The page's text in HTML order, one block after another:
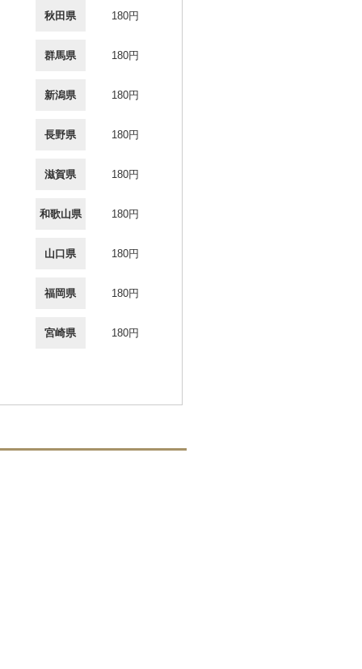
秋田県 180円
群馬県 180円
新潟県 180円
長野県 180円
滋賀県 180円
和歌山県 180円
山口県 180円
福岡県 180円
宮崎県 180円